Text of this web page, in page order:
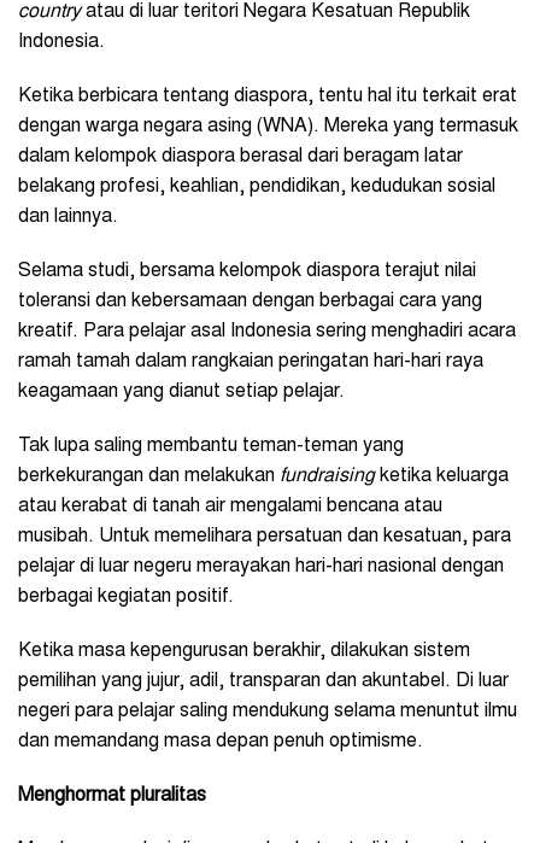
countryatau di luar teritori Negara Kesatuan Republik
Indonesia.
Ketika berbicara tentang diaspora, tentu hal itu terkait erat
dengan warga negara asing (WNA). Mereka yang termasuk
dalam kelompok diaspora berasal dari beragam latar
belakang profesi, keahlian, pendidikan, kedudukan sosial
dan lainnya.
Selama studi, bersama kelompok diaspora terajut nilai
toleransi dan kebersamaan dengan berbagai cara yang
kreatif. Para pelajar asal Indonesia sering menghadiri acara
ramah tamah dalam rangkaian peringatan hari-hari raya
keagamaan yang dianut setiap pelajar.
Tak lupa saling membantu teman-teman yang
berkekurangan dan melakukan fundraisingketika keluarga
atau kerabat di tanah air mengalami bencana atau
musibah. Untuk memelihara persatuan dan kesatuan, para
pelajar di luar negeru merayakan hari-hari nasional dengan
berbagai kegiatan positif.
Ketika masa kepengurusan berakhir, dilakukan sistem
pemilihan yang jujur, adil, transparan dan akuntabel. Di luar
negeri para pelajar saling mendukung selama menuntut ilmu
dan memandang masa depan penuh optimisme.
Menghormat pluralitas